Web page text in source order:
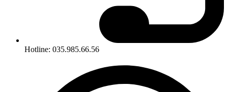
Hotline: 035.985.66.56